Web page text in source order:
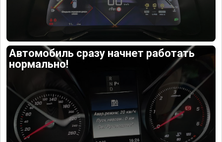
Автомобиль сразу начнет работать
нормально!